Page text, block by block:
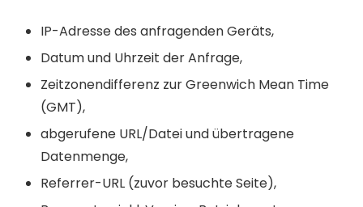
IP-Adresse des anfragenden Geräts,
Datum und Uhrzeit der Anfrage,
Zeitzonendifferenz zur Greenwich Mean Time
(GMT),
abgerufene URL/Datei und übertragene
Datenmenge,
Referrer-URL (zuvor besuchte Seite),